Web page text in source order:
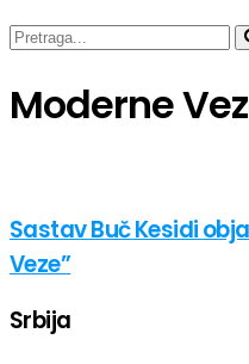
Moderne
Sastav Buč Kesidi
Veze”
Srbija